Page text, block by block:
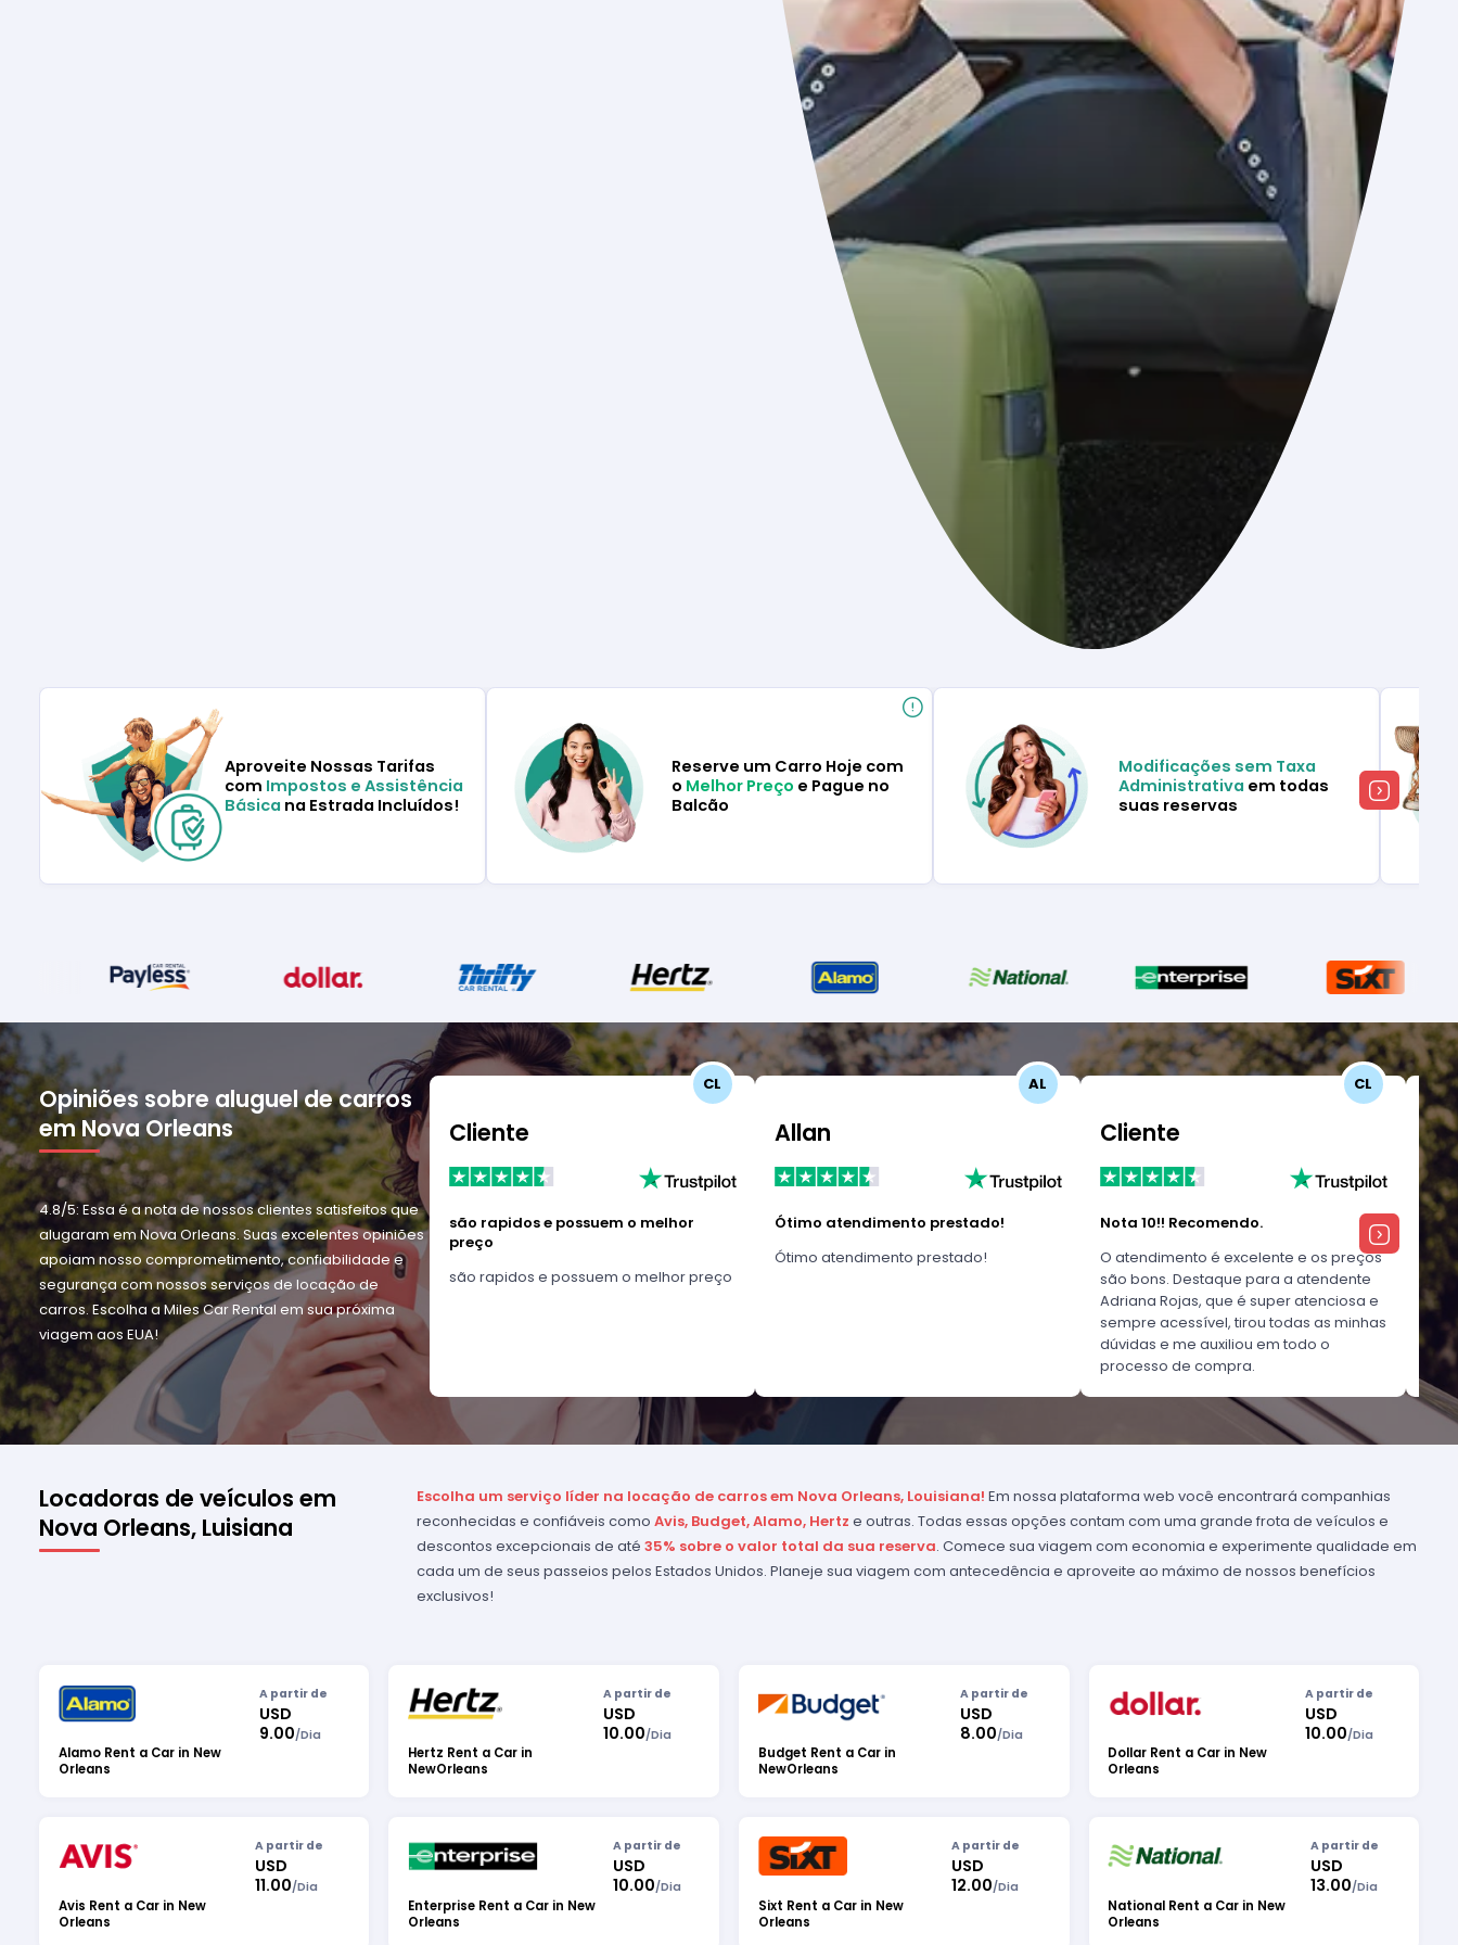
Aproveite Nossas Tarifas
com Impostos e Assistência
Básica na Estrada Incluídos!
Reserve um Carro Hoje com
o Melhor Preço e Pague no
Balcão
Modificações sem Taxa
Administrativa em todas
suas reservas
Opiniões sobre aluguel de carros
em Nova Orleans
4.8/5: Essa é a nota de nossos clientes satisfeitos que
alugaram em Nova Orleans. Suas excelentes opiniões
apoiam nosso comprometimento, confiabilidade e
segurança com nossos serviços de locação de
carros. Escolha a Miles Car Rental em sua próxima
viagem aos EUA!
CL
Cliente
são rapidos e possuem o melhor
preço
são rapidos e possuem o melhor preço
AL
Allan
Ótimo atendimento prestado!
Ótimo atendimento prestado!
CL
Cliente
Nota 10!! Recomendo.
O atendimento é excelente e os preços
são bons. Destaque para a atendente
Adriana Rojas, que é super atenciosa e
sempre acessível, tirou todas as minhas
dúvidas e me auxiliou em todo o
processo de compra.
O
Locadoras de veículos em
Nova Orleans, Luisiana
Escolha um serviço líder na locação de carros em Nova Orleans, Louisiana! Em nossa plataforma web você encontrará companhias
reconhecidas e confiáveis ​​como Avis, Budget, Alamo, Hertz e outras. Todas essas opções contam com uma grande frota de veículos e
descontos excepcionais de até 35% sobre o valor total da sua reserva. Comece sua viagem com economia e experimente qualidade em
cada um de seus passeios pelos Estados Unidos. Planeje sua viagem com antecedência e aproveite ao máximo de nossos benefícios
exclusivos!
Alamo Rent a Car in New
Orleans
A partir de
USD
9.00/Dia
Hertz Rent a Car in
NewOrleans
A partir de
USD
10.00/Dia
Budget Rent a Car in
NewOrleans
A partir de
USD
8.00/Dia
Dollar Rent a Car in New
Orleans
A partir de
USD
10.00/Dia
Avis Rent a Car in New
Orleans
A partir de
USD
11.00/Dia
Enterprise Rent a Car in New
Orleans
A partir de
USD
10.00/Dia
Sixt Rent a Car in New
Orleans
A partir de
USD
12.00/Dia
National Rent a Car in New
Orleans
A partir de
USD
13.00/Dia